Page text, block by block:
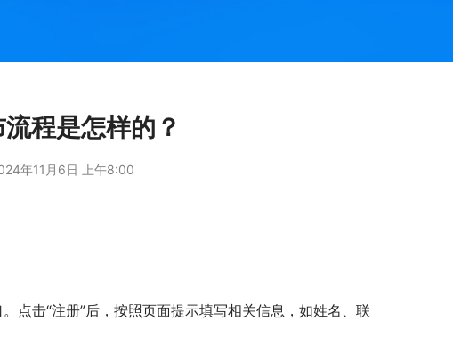
程是怎样的？
年11月6日 上午8:00
点击“注册”后，按照页面提示填写相关信息，如姓名、联